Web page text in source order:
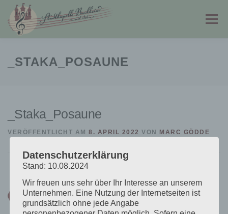
Inhalt
springen
Menü
STADTKAPELLE JUGENDKAPELLE
_STAKA_POSAUNE
_Staka_Posaune
VERÖFFENTLICHT AM 8. APRIL 2022 VON MARC GÖDDE
Datenschutzerklärung
Stand: 10.08.2024
Wir freuen uns sehr über Ihr Interesse an unserem
Unternehmen. Eine Nutzung der Internetseiten ist
grundsätzlich ohne jede Angabe